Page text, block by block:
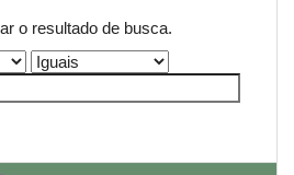
o resultado de busca.